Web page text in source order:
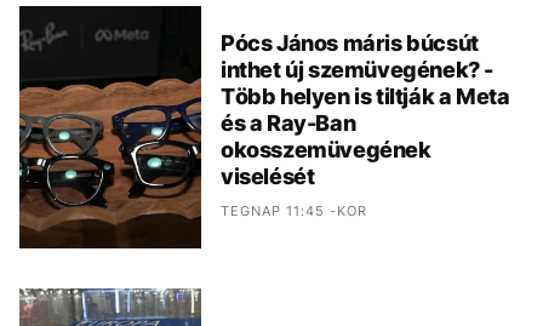
Pócs János máris búcsút
inthet új szemüvegének? -
Több helyen is tiltják a Meta
és a Ray-Ban
okosszemüvegének
viselését
TEGNAP 11:45 -KOR